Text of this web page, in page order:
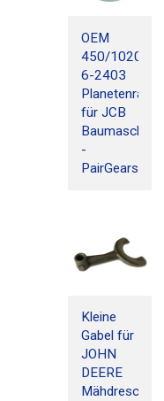
OEM
450/10205-
6-2403
für JCB
-
PairGears
Kleine
Gabel für
JOHN
DEERE
Mähdrescher